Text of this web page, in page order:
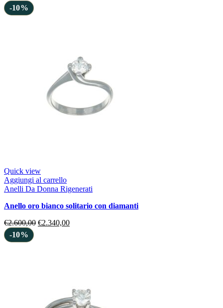
-10%
Quick view
Aggiungi al carrello
Anelli Da Donna Rigenerati
anello oro bianco solitario con diamanti
€2.600,00 €2.340,00
-10%